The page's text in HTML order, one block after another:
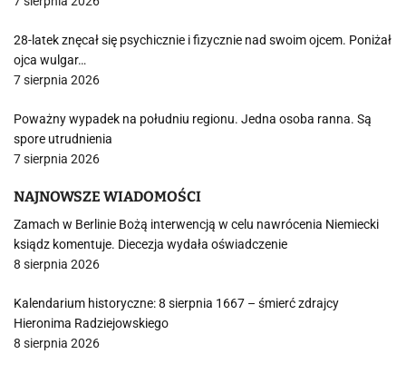
28-latek znęcał się psychicznie i fizycznie nad swoim ojcem. Poniżał
ojca wulgar…
7 sierpnia 2026
Poważny wypadek na południu regionu. Jedna osoba ranna. Są
spore utrudnienia
7 sierpnia 2026
NAJNOWSZE WIADOMOŚCI
Zamach w Berlinie Bożą interwencją w celu nawrócenia Niemiecki
ksiądz komentuje. Diecezja wydała oświadczenie
8 sierpnia 2026
Kalendarium historyczne: 8 sierpnia 1667 – śmierć zdrajcy
Hieronima Radziejowskiego
8 sierpnia 2026